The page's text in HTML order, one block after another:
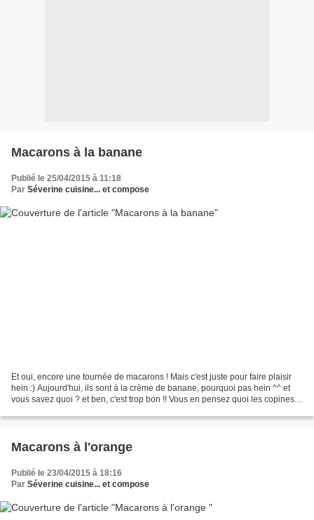
Macarons à la banane
Publié le 25/04/2015 à 11:18
Par Séverine cuisine... et compose
Et oui, encore une tournée de macarons ! Mais c'est juste pour faire plaisir
hein :) Aujourd'hui, ils sont à la crème de banane, pourquoi pas hein ^^ et
vous savez quoi ? et ben, c'est trop bon !! Vous en pensez quoi les copines ?
Macarons à l'orange
Publié le 23/04/2015 à 18:16
Par Séverine cuisine... et compose